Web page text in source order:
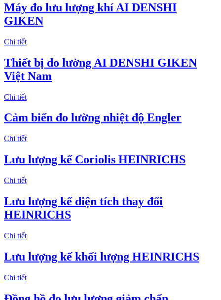
Máy đo lưu lượng khí AI DENSHI
GIKEN
Chi tiết
Thiết bị đo lường AI DENSHI GIKEN
Việt Nam
Chi tiết
Cảm biến đo lường nhiệt độ Engler
Chi tiết
Lưu lượng kế Coriolis HEINRICHS
Chi tiết
Lưu lượng kế diện tích thay đổi
HEINRICHS
Chi tiết
Lưu lượng kế khối lượng HEINRICHS
Chi tiết